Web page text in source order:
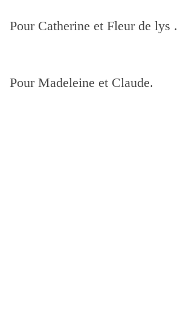
Pour Catherine et Fleur de lys .
Pour Madeleine et Claude.